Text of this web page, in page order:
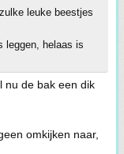
leuke beestjes
leggen, helaas is
nu de bak een dik
omkijken naar,